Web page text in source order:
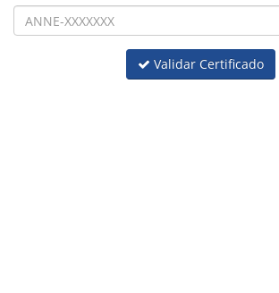
Validar Certificado